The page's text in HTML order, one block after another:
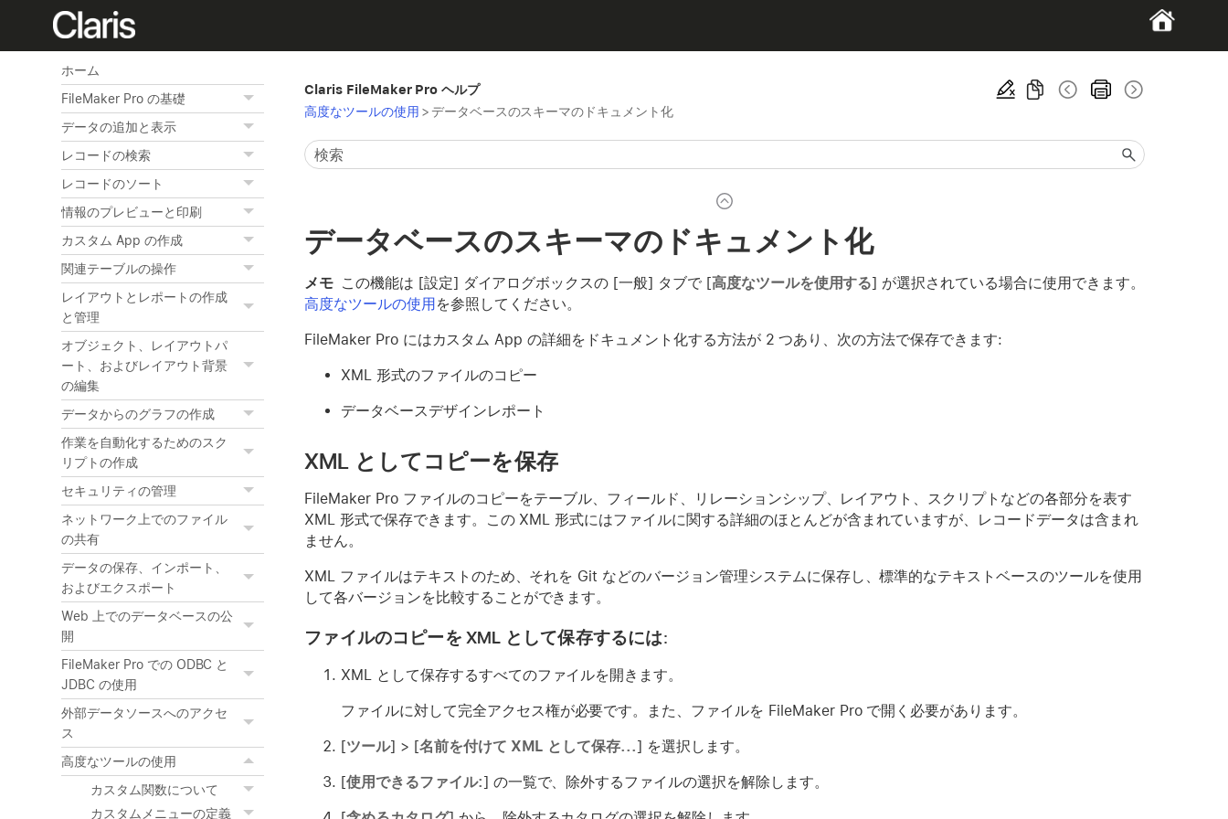
ホーム
FileMaker Pro の基礎
データの追加と表示
レコードの検索
レコードのソート
情報のプレビューと印刷
カスタム App の作成
関連テーブルの操作
レイアウトとレポートの作成
と管理
オブジェクト、レイアウトパ
ート、およびレイアウト背景
の編集
データからのグラフの作成
作業を自動化するためのスク
リプトの作成
セキュリティの管理
ネットワーク上でのファイル
の共有
データの保存、インポート、
およびエクスポート
Web 上でのデータベースの公
開
FileMaker Pro での ODBC と
JDBC の使用
外部データソースへのアクセ
ス
高度なツールの使用
カスタム関数について
カスタムメニューの定義
Claris FileMaker Pro ヘルプ
高度なツールの使用 >データベースのスキーマのドキュメント化
データベースのスキーマのドキュメント化
メモ この機能は [設定] ダイアログボックスの [一般] タブで [高度なツールを使用する] が選択されている場合に使用できます。
高度なツールの使用を参照してください。
FileMaker Pro にはカスタム App の詳細をドキュメント化する方法が 2 つあり、次の方法で保存できます:
XML 形式のファイルのコピー
データベースデザインレポート
XML としてコピーを保存
FileMaker Pro ファイルのコピーをテーブル、フィールド、リレーションシップ、レイアウト、スクリプトなどの各部分を表す
XML 形式で保存できます。この XML 形式にはファイルに関する詳細のほとんどが含まれていますが、レコードデータは含まれ
ません。
XML ファイルはテキストのため、それを Git などのバージョン管理システムに保存し、標準的なテキストベースのツールを使用
して各バージョンを比較することができます。
ファイルのコピーを XML として保存するには:
XML として保存するすべてのファイルを開きます。
ファイルに対して完全アクセス権が必要です。また、ファイルを FileMaker Pro で開く必要があります。
[ツール] > [名前を付けて XML として保存...] を選択します。
[使用できるファイル:] の一覧で、除外するファイルの選択を解除します。